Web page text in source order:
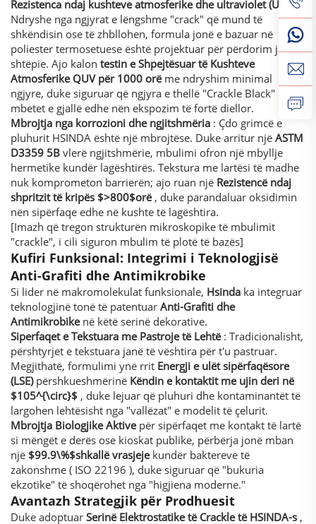
Rezistenca ndaj kushteve atmosferike dhe ultraviolet (UV):
Ndryshe nga ngjyrat e lëngshme "crack" që mund të
shkëndisin ose të zhbllohen, formula jonë e bazuar në
poliester termosetuese është projektuar për përdorim jashtë
shtëpie. Ajo kalon testin e Shpejtësuar të Kushteve
Atmosferike QUV për 1000 orë me ndryshim minimal
ngjyre, duke siguruar që ngjyra e thellë "Crackle Black"
mbetet e gjallë edhe nën ekspozim të fortë diellor.
Mbrojtja nga korrozioni dhe ngjitshmëria : Çdo grimcë e
pluhurit HSINDA është një mbrojtëse. Duke arritur një ASTM
D3359 5B vlerë ngjitshmërie, mbulimi ofron një mbyllje
hermetike kundër lagështirës. Tekstura me lartësi të madhe
nuk komprometon barrierën; ajo ruan një Rezistencë ndaj
shpritzit të kripës $>800$orë , duke parandaluar oksidimin
nën sipërfaqe edhe në kushte të lagështira.
[Imazh që tregon strukturën mikroskopike të mbulimit
"crackle", i cili siguron mbulim të plotë të bazës]
Kufiri Funksional: Integrimi i Teknologjisë
Anti-Grafiti dhe Antimikrobike
Si lider në makromolekulat funksionale, Hsinda ka integruar
teknologjinë tonë të patentuar Anti-Grafiti dhe
Antimikrobike në këtë serinë dekorative.
Siperfaqet e Tekstuara me Pastroje të Lehtë : Tradicionalisht,
përshtyrjet e tekstuara janë të vështira për t'u pastruar.
Megjithatë, formulimi ynë rrit Energji e ulët sipërfaqësore
(LSE) përshkueshmërinë Këndin e kontaktit me ujin deri në
$105^{\circ}$ , duke lejuar që pluhuri dhe kontaminantët të
largohen lehtësisht nga "vallëzat" e modelit të çelurit.
Mbrojtja Biologjike Aktive për sipërfaqet me kontakt të lartë
si mëngët e derës ose kioskat publike, përbërja jonë mban
një $99.9\%$shkallë vrasjeje kundër baktereve të
zakonshme ( ISO 22196 ), duke siguruar që "bukuria
ekzotike" të shoqërohet nga "higjiena moderne."
Avantazh Strategjik për Prodhuesit
Duke adoptuar Serinë Elektrostatike të Crackle të HSINDA-s ,